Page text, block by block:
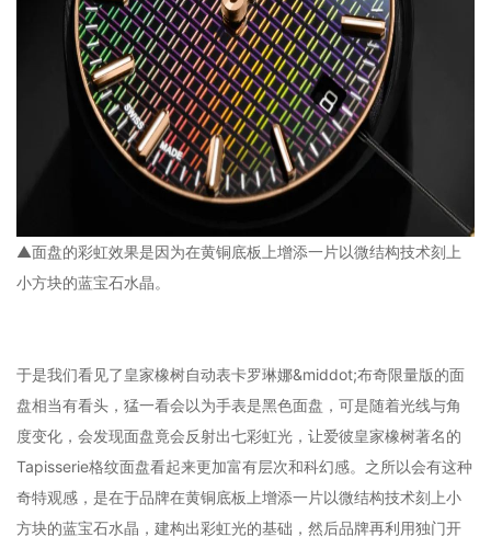
▲面盘的彩虹效果是因为在黄铜底板上增添一片以微结构技术刻上
小方块的蓝宝石水晶。
于是我们看见了皇家橡树自动表卡罗琳娜&middot;布奇限量版的面
盘相当有看头，猛一看会以为手表是黑色面盘，可是随着光线与角
度变化，会发现面盘竟会反射出七彩虹光，让爱彼皇家橡树著名的
Tapisserie格纹面盘看起来更加富有层次和科幻感。之所以会有这种
奇特观感，是在于品牌在黄铜底板上增添一片以微结构技术刻上小
方块的蓝宝石水晶，建构出彩虹光的基础，然后品牌再利用独门开